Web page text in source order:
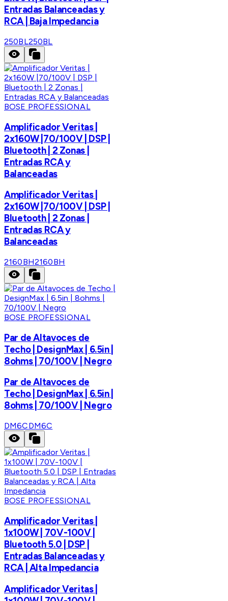
Entradas Balanceadas y
RCA | Baja Impedancia
250BL250BL
BOSE PROFESSIONAL
Amplificador Veritas |
2x160W |70/100V | DSP |
Bluetooth | 2 Zonas |
Entradas RCA y
Balanceadas
Amplificador Veritas |
2x160W |70/100V | DSP |
Bluetooth | 2 Zonas |
Entradas RCA y
Balanceadas
2160BH2160BH
BOSE PROFESSIONAL
Par de Altavoces de
Techo | DesignMax | 6.5in |
8ohms | 70/100V | Negro
Par de Altavoces de
Techo | DesignMax | 6.5in |
8ohms | 70/100V | Negro
DM6CDM6C
BOSE PROFESSIONAL
Amplificador Veritas |
1x100W | 70V-100V |
Bluetooth 5.0 | DSP |
Entradas Balanceadas y
RCA | Alta Impedancia
Amplificador Veritas |